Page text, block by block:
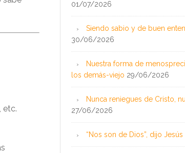
etc.
01/07/2026
Siendo sabio y de buen
30/06/2026
Nuestra forma de
los demás-viejo 29/06/2026
Nunca reniegues de Cristo,
27/06/2026
“Nos son de Dios”, dijo Jesús